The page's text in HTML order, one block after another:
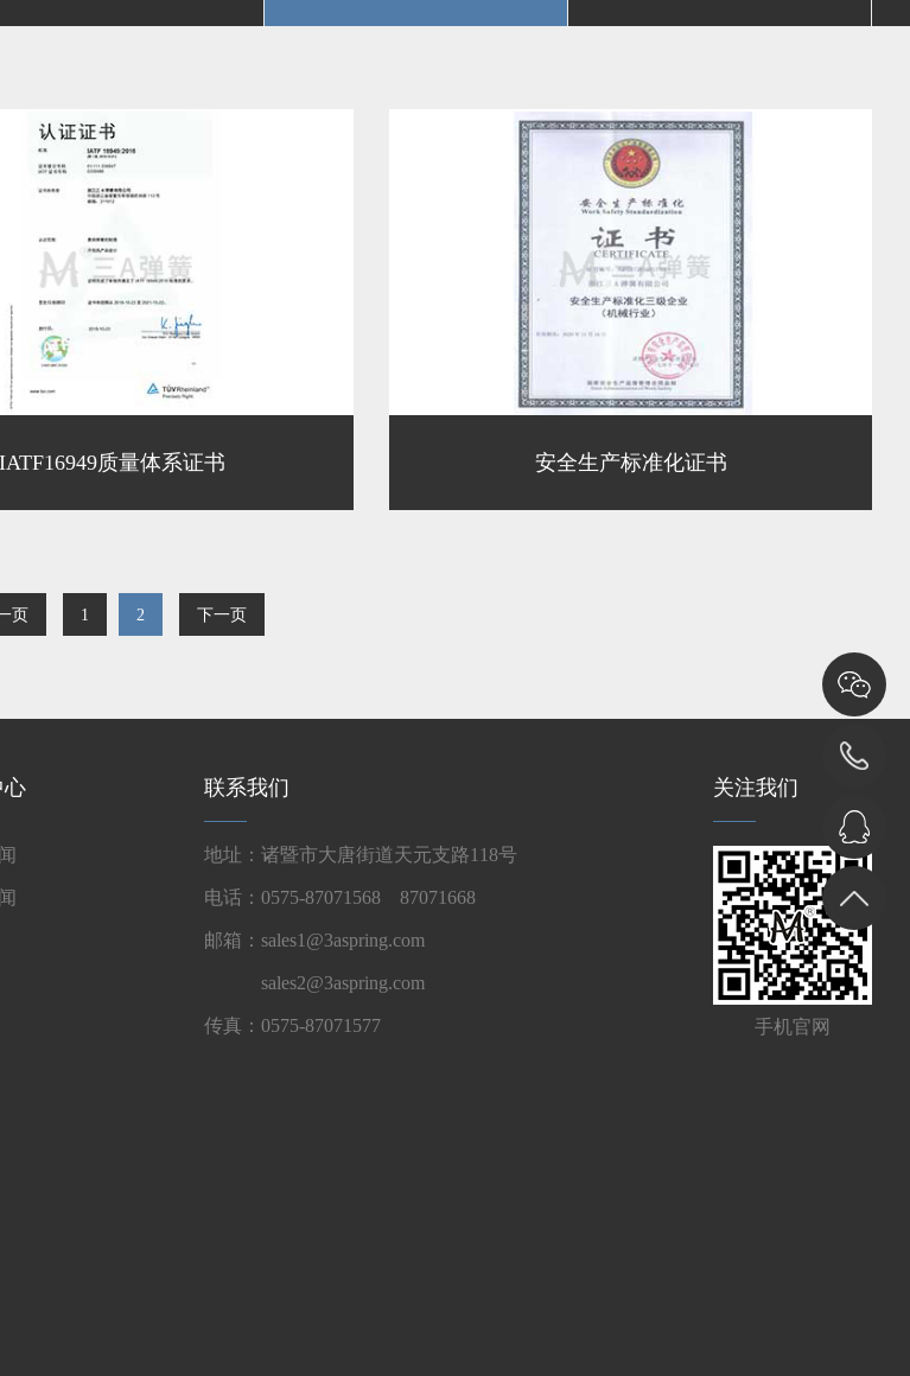
IATF16949质量体系证书 安全生产标准化证书
页 1 2 下一页
心 联系我们
地址：诸暨市大唐街道天元支路118号
电话：0575-87071568 87071668
邮箱：sales1@3aspring.com
sales2@3aspring.com
传真：0575-87071577
关注我们
手机官网